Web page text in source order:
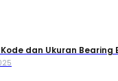
dan Ukuran